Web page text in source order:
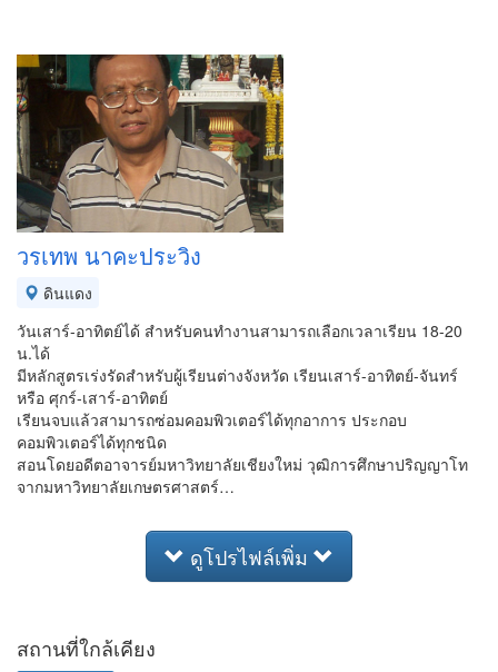
วรเทพ นาคะประวิง
ดินแดง
วันเสาร์-อาทิตย์ได้ สำหรับคนทำงานสามารถเลือกเวลาเรียน 18-20
น.ได้
มีหลักสูตรเร่งรัดสำหรับผู้เรียนต่างจังหวัด เรียนเสาร์-อาทิตย์-จันทร์
หรือ ศุกร์-เสาร์-อาทิตย์
เรียนจบแล้วสามารถซ่อมคอมพิวเตอร์ได้ทุกอาการ ประกอบ
คอมพิวเตอร์ได้ทุกชนิด
สอนโดยอดีตอาจารย์มหาวิทยาลัยเชียงใหม่ วุฒิการศึกษาปริญญาโท
จากมหาวิทยาลัยเกษตรศาสตร์…
ดูโปรไฟล์เพิ่ม
สถานที่ใกล้เคียง